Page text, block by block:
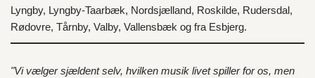
Lyngby, Lyngby-Taarbæk, Nordsjælland, Roskilde, Rudersdal,
Rødovre, Tårnby, Valby, Vallensbæk og fra Esbjerg.
"Vi vælger sjældent selv, hvilken musik livet spiller for os, men